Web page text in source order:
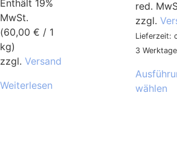
Enthält 19%
MwSt.
(60,00 € / 1
kg)
zzgl. Versand
Weiterlesen
red.
zzgl.
Lieferzeit:
3 Werktage
wählen